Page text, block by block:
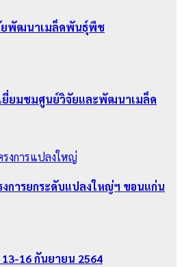
ยพัฒนาเมล็ดพันธุ์พืช
เยี่ยมชมศูนย์วิจัยและพัฒนาเมล็ด
รงการแปลงใหญ่
การยกระดับแปลงใหญ่ฯ ขอนแก่น
16 กันยายน 2564